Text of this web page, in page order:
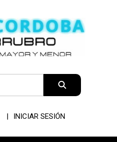
INICIAR SESIÓN